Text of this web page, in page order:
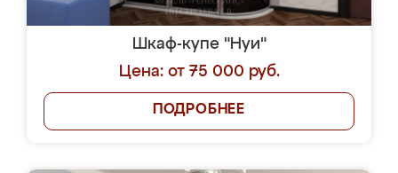
Шкаф-купе "Нуи"
Цена: от 75 000 руб.
ПОДРОБНЕЕ